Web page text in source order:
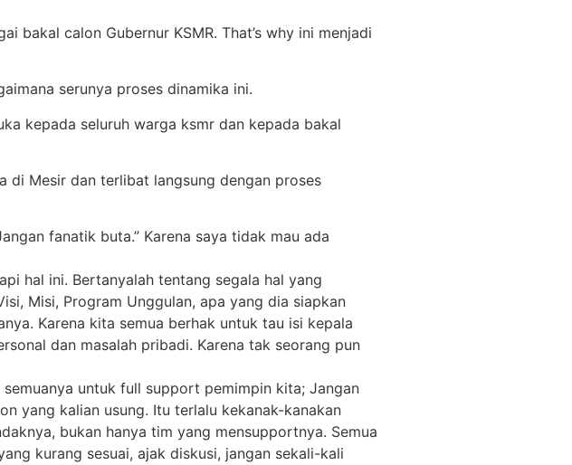
bakal calon Gubernur KSMR. That’s why ini menjadi
serunya proses dinamika ini.
kepada seluruh warga ksmr dan kepada bakal
di Mesir dan terlibat langsung dengan proses
fanatik buta.” Karena saya tidak mau ada
hal ini. Bertanyalah tentang segala hal yang
Misi, Program Unggulan, apa yang dia siapkan
Karena kita semua berhak untuk tau isi kepala
dan masalah pribadi. Karena tak seorang pun
untuk full support pemimpin kita; Jangan
yang kalian usung. Itu terlalu kekanak-kanakan
bukan hanya tim yang mensupportnya. Semua
kurang sesuai, ajak diskusi, jangan sekali-kali